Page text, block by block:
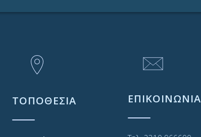
ΤΟΠΟΘΕΣΙΑ ΕΠΙΚΟΙΝΩΝΙΑ